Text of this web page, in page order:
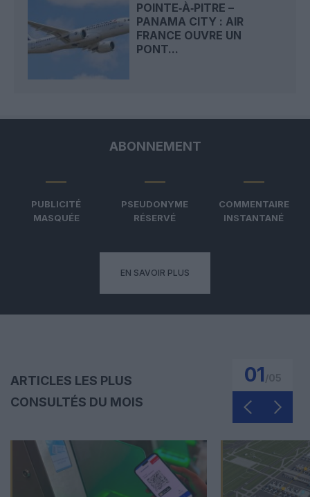
POINTE‑À‑PITRE –
PANAMA CITY : AIR
FRANCE OUVRE UN
PONT...
ABONNEMENT
PUBLICITÉ
MASQUÉE
PSEUDONYME
RÉSERVÉ
COMMENTAIRE
INSTANTANÉ
EN SAVOIR PLUS
ARTICLES LES PLUS
CONSULTÉS DU MOIS
01